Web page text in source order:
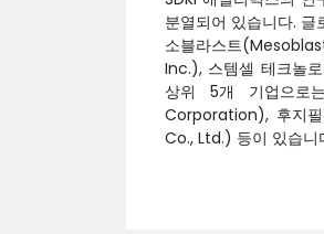
분열되어 있습니다.
소블라스트
Inc.), 스템셀 테크놀
상위 5개 기업으로
Corporation), 후지
Co., Ltd.) 등이 있습니